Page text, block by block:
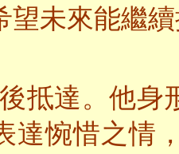
望未來能繼
後抵達。他
達惋惜之情